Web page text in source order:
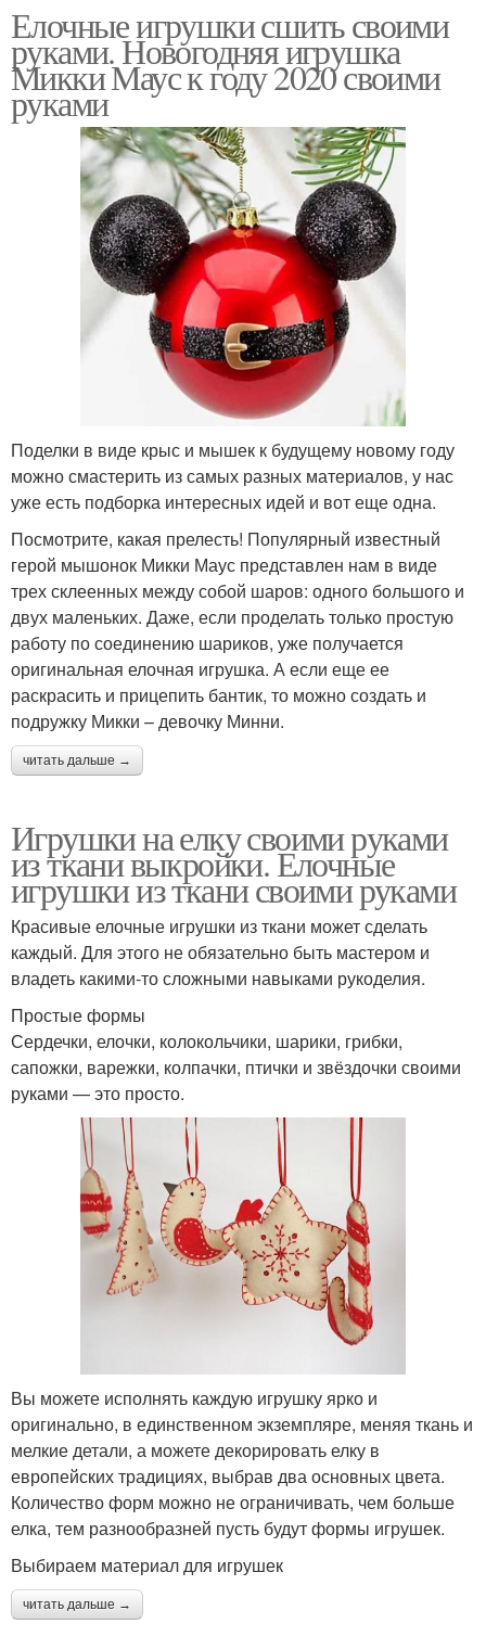
Елочные игрушки сшить своими
руками. Новогодняя игрушка
Микки Маус к году 2020 своими
руками
Поделки в виде крыс и мышек к будущему новому году
можно смастерить из самых разных материалов, у нас
уже есть подборка интересных идей и вот еще одна.
Посмотрите, какая прелесть! Популярный известный
герой мышонок Микки Маус представлен нам в виде
трех склеенных между собой шаров: одного большого и
двух маленьких. Даже, если проделать только простую
работу по соединению шариков, уже получается
оригинальная елочная игрушка. А если еще ее
раскрасить и прицепить бантик, то можно создать и
подружку Микки – девочку Минни.
читать дальше →
Игрушки на елку своими руками
из ткани выкройки. Елочные
игрушки из ткани своими руками
Красивые елочные игрушки из ткани может сделать
каждый. Для этого не обязательно быть мастером и
владеть какими-то сложными навыками рукоделия.
Простые формы
Сердечки, елочки, колокольчики, шарики, грибки,
сапожки, варежки, колпачки, птички и звёздочки своими
руками — это просто.
Вы можете исполнять каждую игрушку ярко и
оригинально, в единственном экземпляре, меняя ткань и
мелкие детали, а можете декорировать елку в
европейских традициях, выбрав два основных цвета.
Количество форм можно не ограничивать, чем больше
елка, тем разнообразней пусть будут формы игрушек.
Выбираем материал для игрушек
читать дальше →